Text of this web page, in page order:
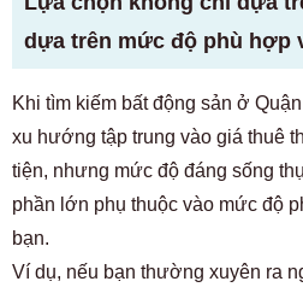
dựa trên mức độ phù hợp
Khi tìm kiếm bất động sản ở
xu hướng tập trung vào giá thuê
tiện, nhưng mức độ đáng sống
phần lớn phụ thuộc vào mức độ
bạn.
Ví dụ, nếu bạn thường xuyên ra